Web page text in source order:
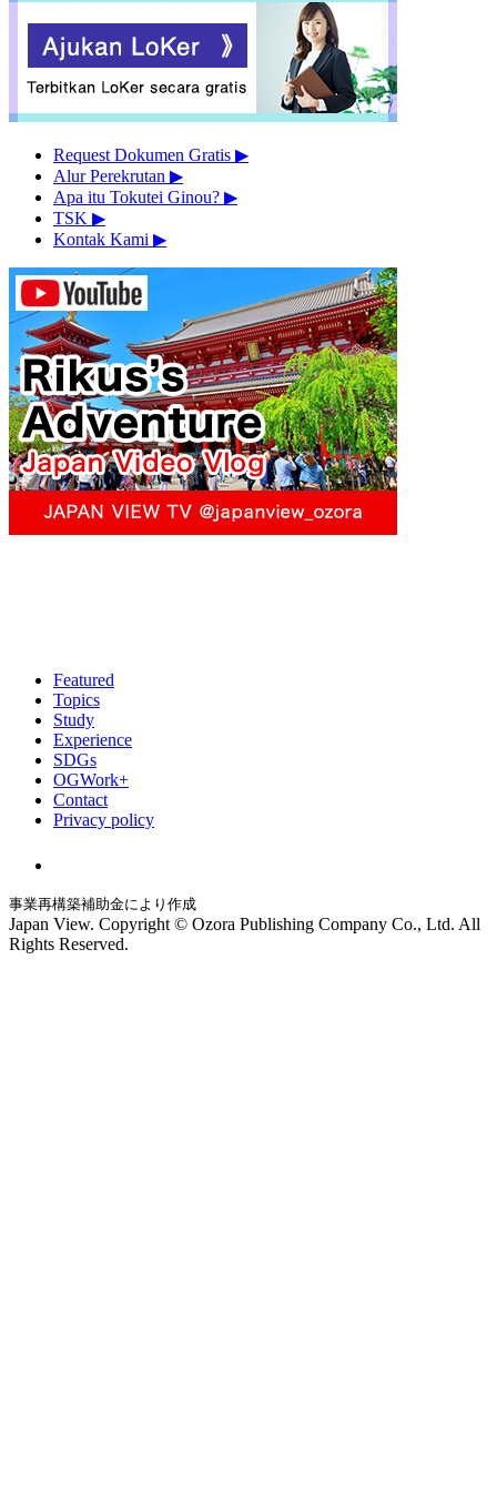
Request Dokumen Gratis ▶︎
Alur Perekrutan ▶︎
Apa itu Tokutei Ginou? ▶︎
TSK ▶︎
Kontak Kami ▶︎
Featured
Topics
Study
Experience
SDGs
OGWork+
Contact
Privacy policy
事業再構築補助金により作成
Japan View. Copyright © Ozora Publishing Company Co., Ltd. All
Rights Reserved.